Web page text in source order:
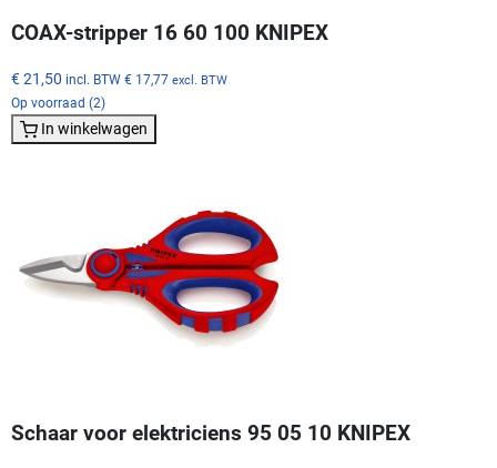
COAX-stripper 16 60 100 KNIPEX
€ 21,50 incl. BTW € 17,77 excl. BTW
Op voorraad (2)
In winkelwagen
Schaar voor elektriciens 95 05 10 KNIPEX